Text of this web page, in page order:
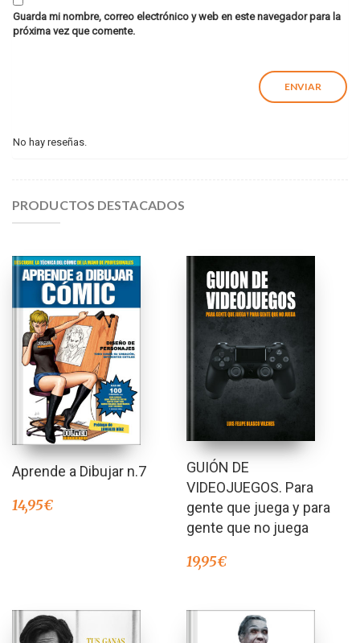
Guarda mi nombre, correo electrónico y web en este navegador para la
próxima vez que comente.
No hay reseñas.
PRODUCTOS DESTACADOS
Aprende a Dibujar n.7
14,95€
GUIÓN DE
VIDEOJUEGOS. Para
gente que juega y para
gente que no juega
19,95€